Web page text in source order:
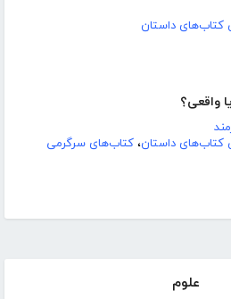
کتاب‌های داستان
واقعی؟
کتاب‌های داستان، کتاب‌های سرگرمی
علوم